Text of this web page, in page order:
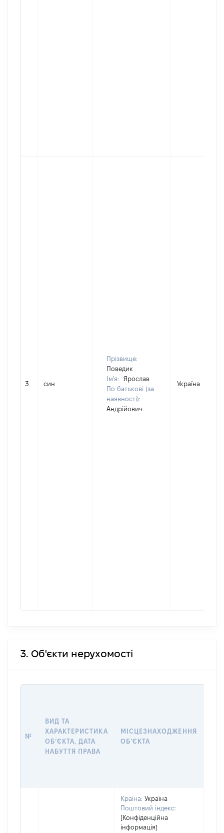
3 син
Прізвище:
Поведик
Ім'я:
Ярослав
По батькові (за
наявності):
Андрійович
Україна
3. Об'єкти нерухомості
№
ВИД ТА
ХАРАКТЕРИСТИКА
ОБʼЄКТА, ДАТА
НАБУТТЯ ПРАВА
МІСЦЕЗНАХОДЖЕННЯ
ОБʼЄКТА
Країна: Україна
Поштовий індекс:
[Конфіденційна
інформація]